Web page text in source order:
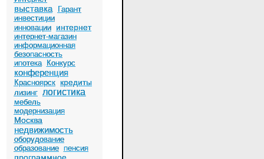
выставка
Гарант
инвестиции
инновации
интернет
интернет-магазин
информационная
безопасность
ипотека
Конкурс
конференция
Красноярск кредиты
лизинг логистика
мебель
модернизация
Москва
недвижимость
оборудование
образование пенсия